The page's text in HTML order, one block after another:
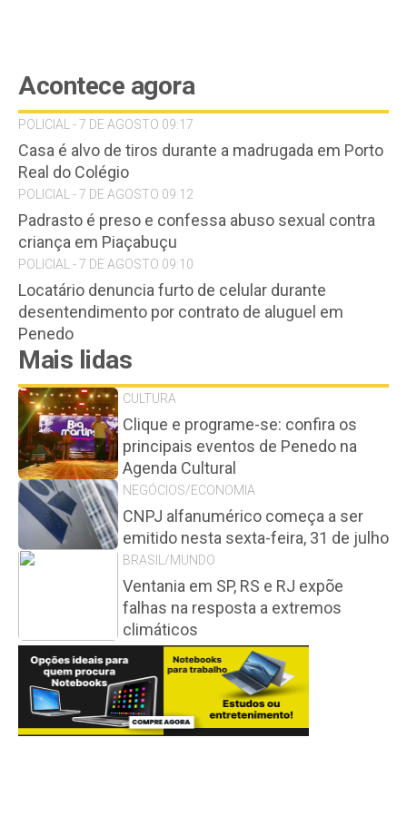
Acontece agora
POLICIAL - 7 DE AGOSTO 09:17
Casa é alvo de tiros durante a madrugada em Porto
Real do Colégio
POLICIAL - 7 DE AGOSTO 09:12
Padrasto é preso e confessa abuso sexual contra
criança em Piaçabuçu
POLICIAL - 7 DE AGOSTO 09:10
Locatário denuncia furto de celular durante
desentendimento por contrato de aluguel em
Penedo
Mais lidas
CULTURA
Clique e programe-se: confira os
principais eventos de Penedo na
Agenda Cultural
NEGÓCIOS/ECONOMIA
CNPJ alfanumérico começa a ser
emitido nesta sexta-feira, 31 de julho
BRASIL/MUNDO
Ventania em SP, RS e RJ expõe
falhas na resposta a extremos
climáticos